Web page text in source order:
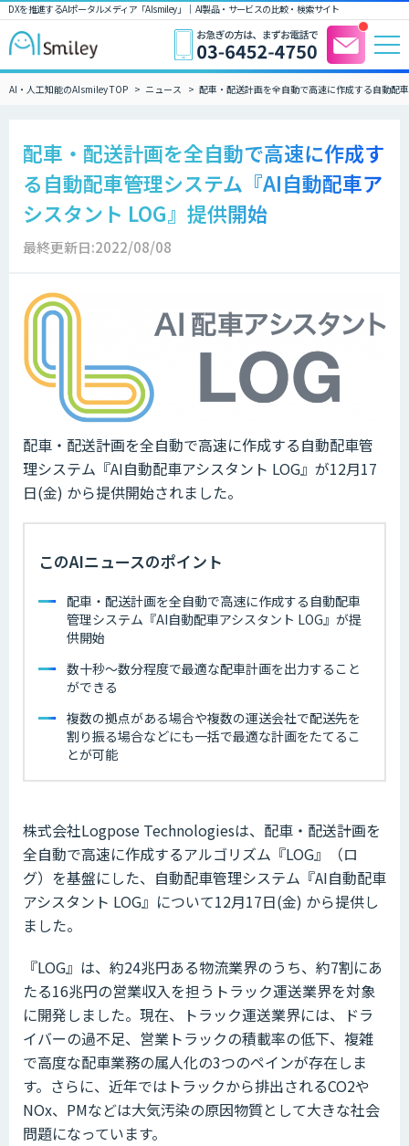
DXを推進するAIポータルメディア「AIsmiley」｜ AI製品・サービスの比較・検索サイト
AI・人工知能のAIsmiley TOP ニュース 配車・配送計画を全自動で高速に作成する自動配
配車・配送計画を全自動で高速に作成す
る自動配車管理システム『AI自動配車ア
シスタント LOG』提供開始
最終更新日:2022/08/08
配車・配送計画を全自動で高速に作成する自動配車管
理システム『AI自動配車アシスタント LOG』が12月17
日(金) から提供開始されました。
このAIニュースのポイント
配車・配送計画を全自動で高速に作成する自動配車
管理システム『AI自動配車アシスタント LOG』が提
供開始
数十秒〜数分程度で最適な配車計画を出力すること
ができる
複数の拠点がある場合や複数の運送会社で配送先を
割り振る場合などにも一括で最適な計画をたてるこ
とが可能
株式会社Logpose Technologiesは、配車・配送計画を
全自動で高速に作成するアルゴリズム『LOG』（ロ
グ）を基盤にした、自動配車管理システム『AI自動配車
アシスタント LOG』について12月17日(金) から提供し
ました。
『LOG』は、約24兆円ある物流業界のうち、約7割にあ
たる16兆円の営業収入を担うトラック運送業界を対象
に開発しました。現在、トラック運送業界には、ドラ
イバーの過不足、営業トラックの積載率の低下、複雑
で高度な配車業務の属人化の3つのペインが存在しま
す。さらに、近年ではトラックから排出されるCO2や
NOx、PMなどは大気汚染の原因物質として大きな社会
問題になっています。